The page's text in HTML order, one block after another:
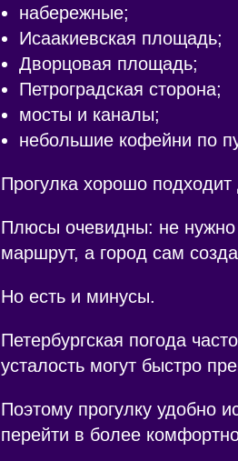
набережные;
Исаакиевская площадь;
Дворцовая площадь;
Петроградская сторона;
мосты и каналы;
небольшие кофейни по
Прогулка хорошо
Плюсы очевидны: не нужно
маршрут, а город сам
Но есть и минусы.
Петербургская погода
усталость могут быстро
Поэтому прогулку удобно
перейти в более